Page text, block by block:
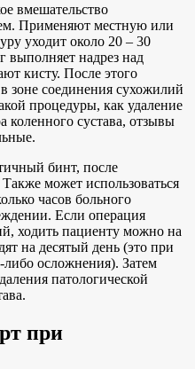
вмешательство
Применяют местную или
уходит около 20 – 30
выполняет надрез над
кисту. После этого
соединения сухожилий
процедуры, как удаление
коленного сустава, отзывы
бинт, после
может использоваться
часов больного
Если операция
ходить пациенту можно на
на десятый день (это при
либо осложнения). Затем
патологической
при